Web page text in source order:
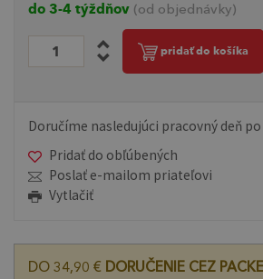
do 3-4 týždňov (od objednávky)
pridať do košíka
Doručíme nasledujúci pracovný deň
Pridať do obľúbených
Poslať e-mailom priateľovi
Vytlačiť
DO 34,90 € DORUČENIE CEZ